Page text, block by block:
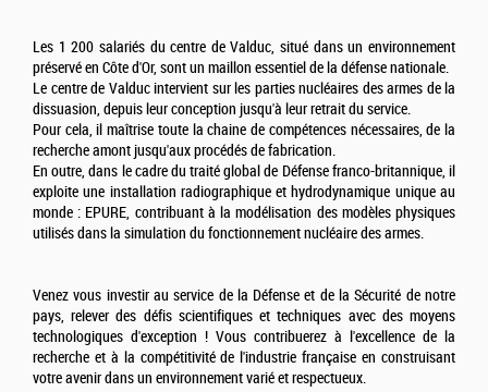
Les 1 200 salariés du centre de Valduc, situé dans un environnement
préservé en Côte d'Or, sont un maillon essentiel de la défense nationale.
Le centre de Valduc intervient sur les parties nucléaires des armes de la
dissuasion, depuis leur conception jusqu'à leur retrait du service.
Pour cela, il maîtrise toute la chaine de compétences nécessaires, de la
recherche amont jusqu'aux procédés de fabrication.
En outre, dans le cadre du traité global de Défense franco-britannique, il
exploite une installation radiographique et hydrodynamique unique au
monde : EPURE, contribuant à la modélisation des modèles physiques
utilisés dans la simulation du fonctionnement nucléaire des armes.
Venez vous investir au service de la Défense et de la Sécurité de notre
pays, relever des défis scientifiques et techniques avec des moyens
technologiques d'exception ! Vous contribuerez à l'excellence de la
recherche et à la compétitivité de l'industrie française en construisant
votre avenir dans un environnement varié et respectueux.